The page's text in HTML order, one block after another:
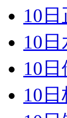
10
10
10
10